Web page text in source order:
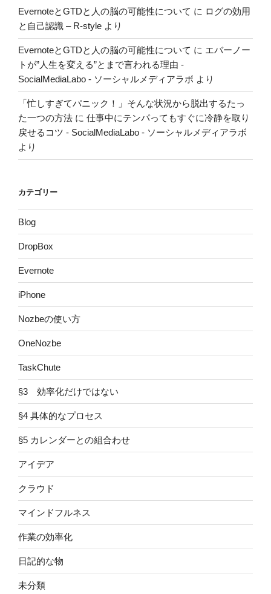
EvernoteとGTDと人の脳の可能性について に ログの効用
と自己認識 – R-style より
EvernoteとGTDと人の脳の可能性について に エバーノー
トが”人生を変える”とまで言われる理由 -
SocialMediaLabo - ソーシャルメディアラボ より
「忙しすぎてパニック！」そんな状況から脱出するたっ
た一つの方法 に 仕事中にテンパってもすぐに冷静を取り
戻せるコツ - SocialMediaLabo - ソーシャルメディアラボ
より
カテゴリー
Blog
DropBox
Evernote
iPhone
Nozbeの使い方
OneNozbe
TaskChute
§3 効率化だけではない
§4 具体的なプロセス
§5 カレンダーとの組合わせ
アイデア
クラウド
マインドフルネス
作業の効率化
日記的な物
未分類